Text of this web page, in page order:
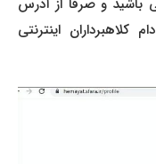
و صرفا از آدرس
اینترنتی